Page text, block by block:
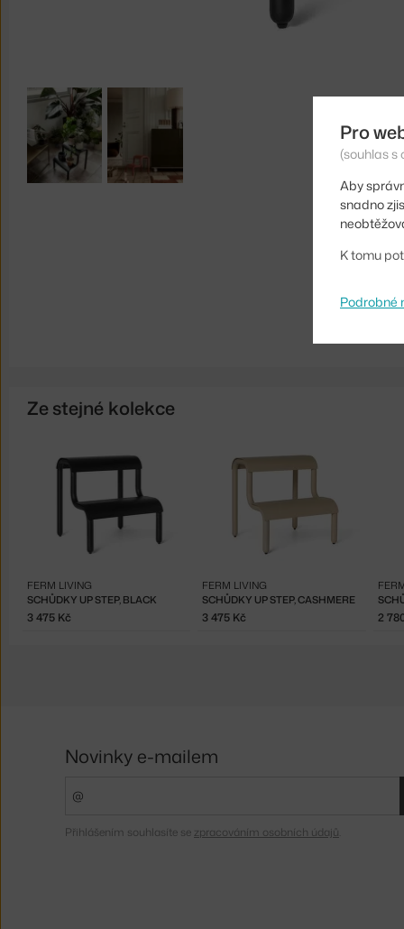
Ze stejné kolekce
SCHŮDKY UP STEP, BLACK
FERM LIVING
3 475 Kč
SCHŮDKY UP STEP, CASHMERE
FERM LIVING
3 475 Kč 2
Pro
(souhlas s
Aby
snadno
K tomu
Podrobné
Novinky e-mailem
Přihlášením souhlasíte se zpracováním osobních údajů